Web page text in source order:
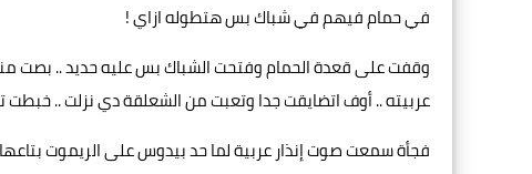
في حمام فيهم في شباك بس هتطوله ازاي !
وقفت على قعدة الحمام وفتحت الشباك بس عليه حديد .. بصت
عربيته .. أوف اتضايقت جدا وتعبت من الشعلقة دي نزلت .. خبطت
فجأة سمعت صوت إنذار عربية لما حد بيدوس على الريموت